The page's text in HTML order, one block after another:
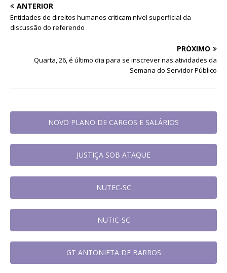
ANTERIOR
Entidades de direitos humanos criticam nível superficial da
discussão do referendo
PRÓXIMO
Quarta, 26, é último dia para se inscrever nas atividades da
Semana do Servidor Público
NOVO PLANO DE CARGOS E SALÁRIOS
JUSTIÇA SOB ATAQUE
NUTEC-SC
NUTIC-SC
GT ANTONIETA DE BARROS